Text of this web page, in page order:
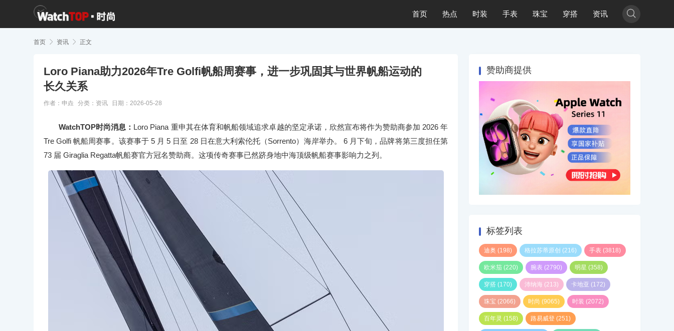
首页 热点 时装 手表 珠宝 穿搭 资讯 
首页  资讯  正文
Loro Piana助力2026年Tre Golfi帆船周赛事，进一步巩固其与世界帆船运动的
长久关系
作者：申垚 分类： 资讯 日期：2026-05-28
WatchTOP时尚消息： Loro Piana 重申其在体育和帆船领域追求卓越的坚定承诺，欣然宣布将作为赞助商参加 2026 年
Tre Golfi 帆船周赛事。该赛事于 5 月 5 日至 28 日在意大利索伦托（Sorrento）海岸举办。 6 月下旬，品牌将第三度担任第
73 届 Giraglia Regatta帆船赛官方冠名赞助商。这项传奇赛事已然跻身地中海顶级帆船赛事影响力之列。
赞助商提供
标签列表
迪奥 (198) 格拉苏蒂原创 (216) 手表 (3818)
欧米茄 (220) 腕表 (2790) 明星 (358)
穿搭 (170) 沛纳海 (213) 卡地亚 (172)
珠宝 (2066) 时尚 (9065) 时装 (2072)
百年灵 (158) 路易威登 (251)